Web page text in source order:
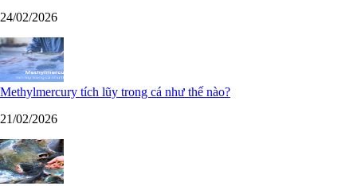
24/02/2026
Methylmercury tích lũy trong cá như thế nào?
21/02/2026